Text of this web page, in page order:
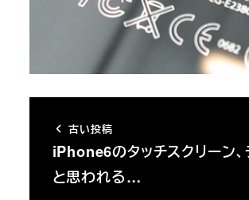
古い投稿
iPhone6のタッチスクリーン
と思われる…